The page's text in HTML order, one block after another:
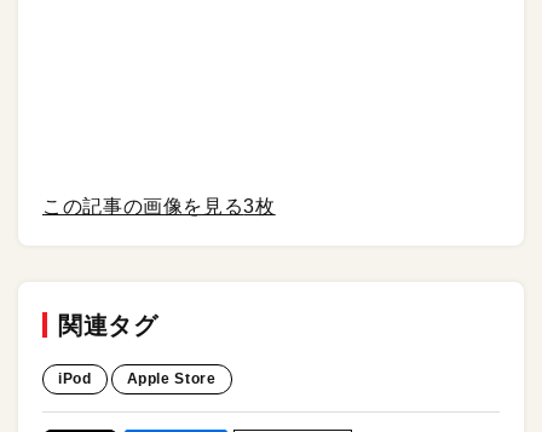
この記事の画像を見る3枚
関連タグ
iPod Apple Store